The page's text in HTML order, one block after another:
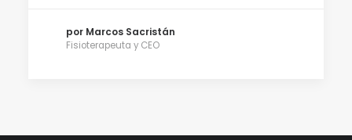
por Marcos Sacristán
Fisioterapeuta y CEO